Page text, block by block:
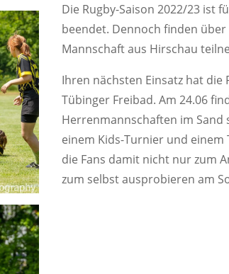
Die Rugby-Saison 2022/23 ist
beendet. Dennoch finden
Mannschaft aus Hirschau
Ihren nächsten Einsatz hat
Tübinger Freibad. Am 24.06
Herrenmannschaften im Sand
einem Kids-Turnier und
die Fans damit nicht nur zum
zum selbst ausprobieren am